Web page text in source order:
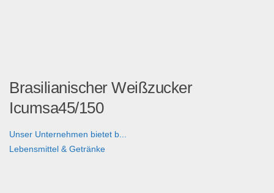
Brasilianischer Weißzucker
Icumsa45/150
Unser Unternehmen bietet b...
Lebensmittel & Getränke